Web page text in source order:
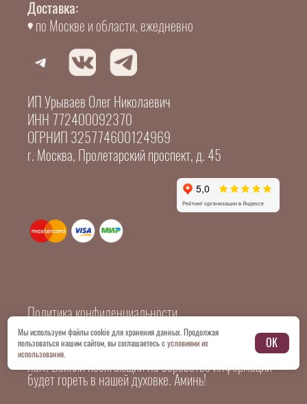
Доставка:
по Москве и области, ежедневно
ИП Урываев Олег Николаевич
ИНН 772400092370
ОГРНИП 325774600124969
г. Москва, Пролетарский проспект, д. 45
Политика конфиденциальности
© 2026 Все картинки и копирайтинг принадлежат
нам. Всякий посягающий на воровство информации
будет гореть в нашей духовке. Аминь!
Мы используем файлы cookie для хранения данных. Продолжая
пользоваться нашим сайтом, вы соглашаетесьс условиями их
использования
OK